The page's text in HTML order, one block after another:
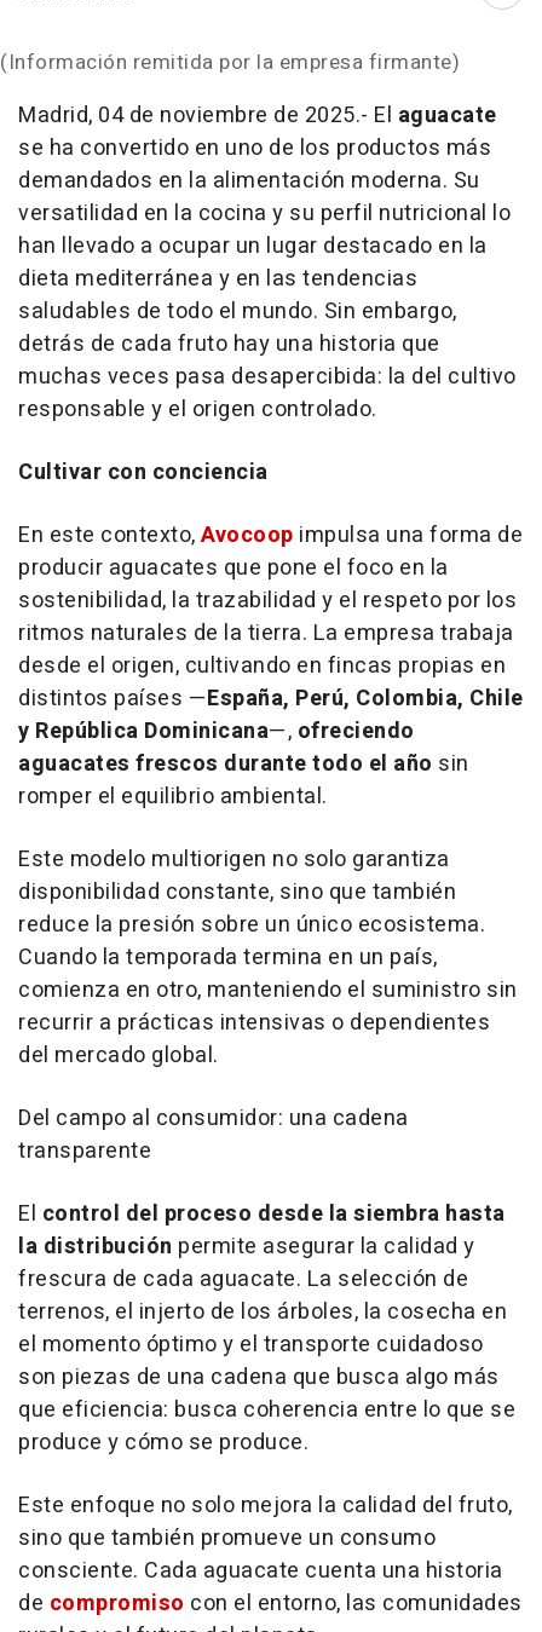
(Información remitida por la empresa firmante)
Madrid, 04 de noviembre de 2025.- El aguacate
se ha convertido en uno de los productos más
demandados en la alimentación moderna. Su
versatilidad en la cocina y su perfil nutricional lo
han llevado a ocupar un lugar destacado en la
dieta mediterránea y en las tendencias
saludables de todo el mundo. Sin embargo,
detrás de cada fruto hay una historia que
muchas veces pasa desapercibida: la del cultivo
responsable y el origen controlado.
Cultivar con conciencia
En este contexto,Avocoop impulsa una forma de
producir aguacates que pone el foco en la
sostenibilidad, la trazabilidad y el respeto por los
ritmos naturales de la tierra. La empresa trabaja
desde el origen, cultivando en fincas propias en
distintos países —España, Perú, Colombia, Chile
y República Dominicana—, ofreciendo
aguacates frescos durante todo el año sin
romper el equilibrio ambiental.
Este modelo multiorigen no solo garantiza
disponibilidad constante, sino que también
reduce la presión sobre un único ecosistema.
Cuando la temporada termina en un país,
comienza en otro, manteniendo el suministro sin
recurrir a prácticas intensivas o dependientes
del mercado global.
Del campo al consumidor: una cadena
transparente
El control del proceso desde la siembra hasta
la distribución permite asegurar la calidad y
frescura de cada aguacate. La selección de
terrenos, el injerto de los árboles, la cosecha en
el momento óptimo y el transporte cuidadoso
son piezas de una cadena que busca algo más
que eficiencia: busca coherencia entre lo que se
produce y cómo se produce.
Este enfoque no solo mejora la calidad del fruto,
sino que también promueve un consumo
consciente. Cada aguacate cuenta una historia
de compromiso con el entorno, las comunidades